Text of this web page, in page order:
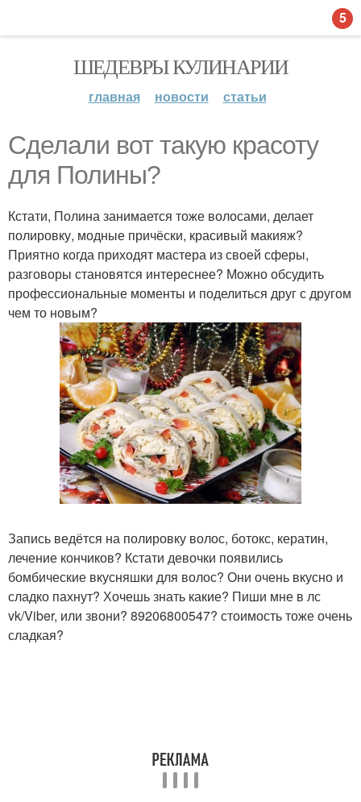
ШЕДЕВРЫ КУЛИНАРИИ
главная новости статьи
Сделали вот такую красоту
для Полины?
Кстати, Полина занимается тоже волосами, делает
полировку, модные причёски, красивый макияж?
Приятно когда приходят мастера из своей сферы,
разговоры становятся интереснее? Можно обсудить
профессиональные моменты и поделиться друг с другом
чем то новым?
Запись ведётся на полировку волос, ботокс, кератин,
лечение кончиков? Кстати девочки появились
бомбические вкусняшки для волос? Они очень вкусно и
сладко пахнут? Хочешь знать какие? Пиши мне в лс
vk/Viber, или звони? 89206800547? стоимость тоже очень
сладкая?
5